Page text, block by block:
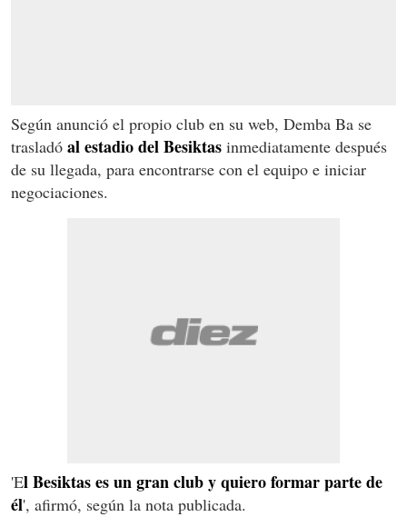
Según anunció el propio club en su web, Demba Ba se
trasladó al estadio del Besiktas inmediatamente después
de su llegada, para encontrarse con el equipo e iniciar
negociaciones.
'El Besiktas es un gran club y quiero formar parte de
él', afirmó, según la nota publicada.